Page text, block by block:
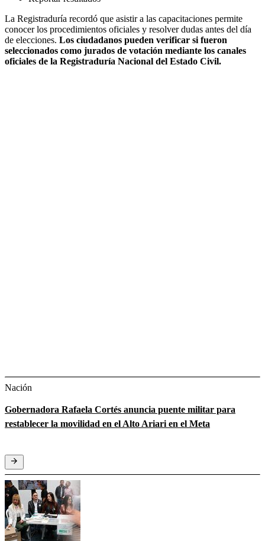
La Registraduría recordó que asistir a las capacitaciones permite
conocer los procedimientos oficiales y resolver dudas antes del día
de elecciones. Los ciudadanos pueden verificar si fueron
seleccionados como jurados de votación mediante los canales
oficiales de la Registraduría Nacional del Estado Civil.
Nación
Gobernadora Rafaela Cortés anuncia puente militar para
restablecer la movilidad en el Alto Ariari en el Meta